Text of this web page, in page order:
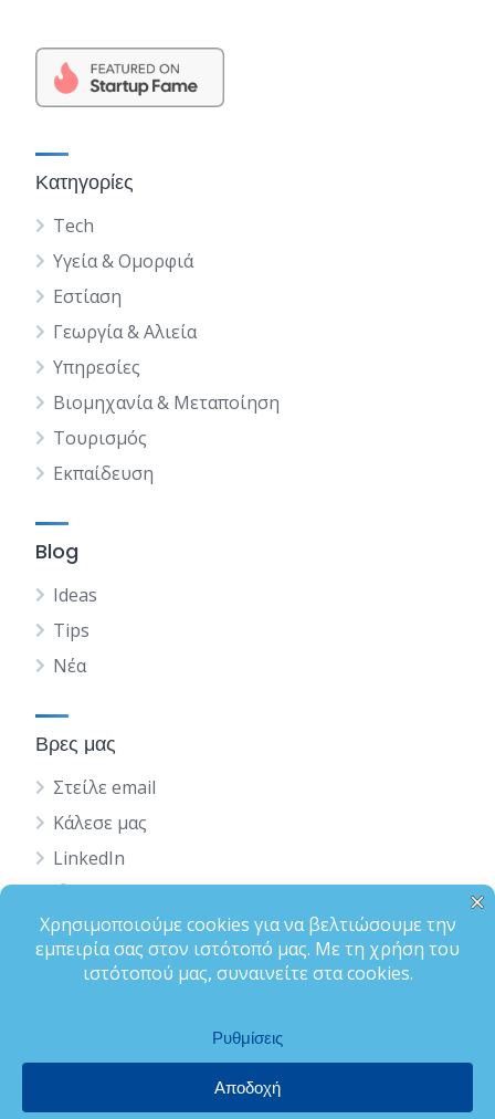
Κατηγορίες
Tech
Υγεία & Ομορφιά
Εστίαση
Γεωργία & Αλιεία
Υπηρεσίες
Βιομηχανία & Μεταποίηση
Τουρισμός
Εκπαίδευση
Blog
Ideas
Tips
Νέα
Βρες μας
Στείλε email
Κάλεσε μας
LinkedIn
Ολοκλήρωση Προφίλ
Bizfinder is a Brand by Osolvo Ltd